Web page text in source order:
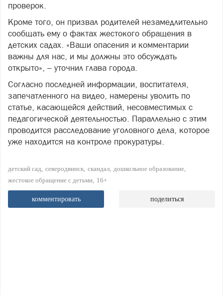
проверок.
Кроме того, он призвал родителей незамедлительно
сообщать ему о фактах жестокого обращения в
детских садах. «Ваши опасения и комментарии
важны для нас, и мы должны это обсуждать
открыто», – уточнил глава города.
Согласно последней информации, воспитателя,
запечатленного на видео, намерены уволить по
статье, касающейся действий, несовместимых с
педагогической деятельностью. Параллельно с этим
проводится расследование уголовного дела, которое
уже находится на контроле прокуратуры.
детский сад северодвинск скандал дошкольное образование
жестокое обращение с детьми 16+
комментировать поделиться